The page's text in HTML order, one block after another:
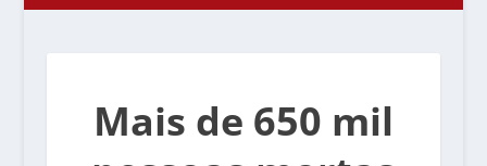
Mais de 650 mil